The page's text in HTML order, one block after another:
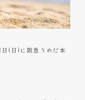
(日)に阪急うめだ本